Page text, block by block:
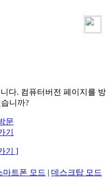
다. 컴퓨터버전 페이지를 방
니까?
문
기
기 ]
마트폰 모드 | 데스크탑 모드